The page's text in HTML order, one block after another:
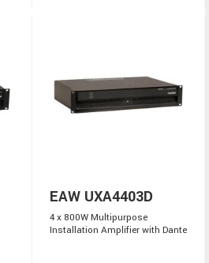
EAW UXA4403D
4 x 800W Multipurpose
Installation Amplifier with Dante